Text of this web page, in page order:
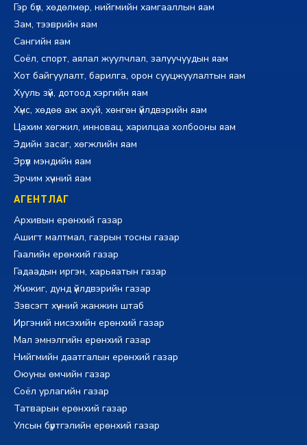
Гэр бүл, хөдөлмөр, нийгмийн хамгааллын яам
Зам, тээврийн яам
Сангийн яам
Соёл, спорт, аялал жуулчлал, залуучуудын яам
Хот байгуулалт, барилга, орон сууцжуулалтын яам
Хууль зүй, дотоод хэргийн яам
Хүнс, хөдөө аж ахуй, хөнгөн үйлдвэрийн яам
Цахим хөгжил, инновац, харилцаа холбооны яам
Эдийн засаг, хөгжлийн яам
Эрүүл мэндийн яам
Эрчим хүчний яам
АГЕНТЛАГ
Архивын ерөнхий газар
Ашигт малтмал, газрын тосны газар
Гаалийн ерөнхий газар
Гадаадын иргэн, харьяатын газар
Жижиг, дунд үйлдвэрийн газар
Зэвсэгт хүчний жанжин штаб
Иргэний нисэхийн ерөнхий газар
Мал эмнэлгийн ерөнхий газар
Нийгмийн даатгалын ерөнхий газар
Оюуны өмчийн газар
Соёл урлагийн газар
Татварын ерөнхий газар
Улсын бүртгэлийн ерөнхий газар